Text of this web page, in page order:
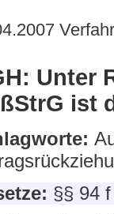
Unter
ist
§§ 94